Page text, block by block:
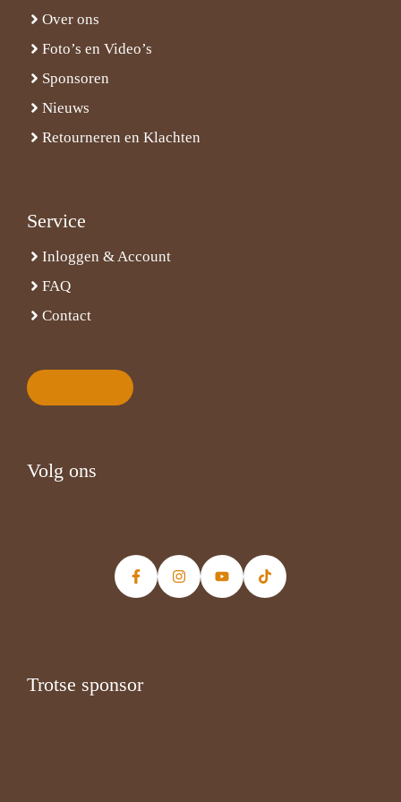
Over ons
Foto’s en Video’s
Sponsoren
Nieuws
Retourneren en Klachten
Service
Inloggen & Account
FAQ
Contact
Volg ons
Trotse sponsor